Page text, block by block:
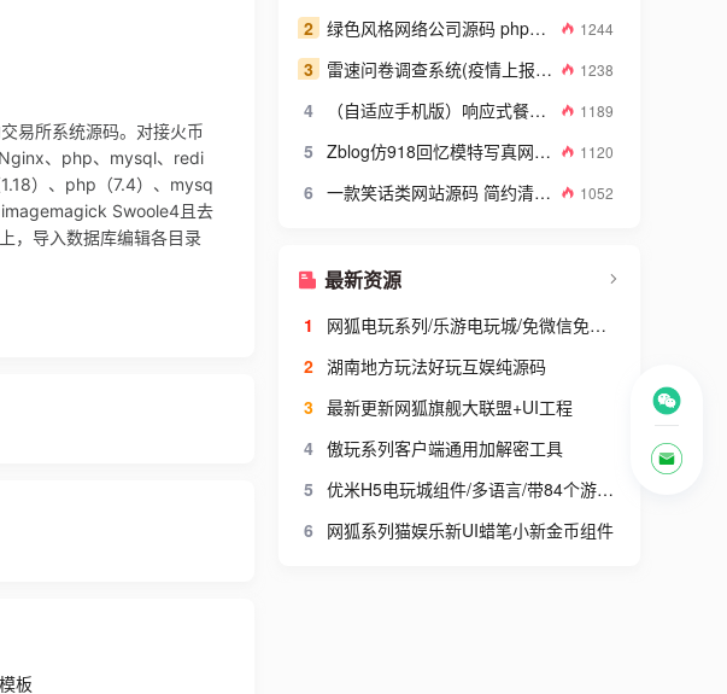
易所系统源码。对接火币
、php、mysql、redi
）、php（7.4）、mysq
Swoole4且去
，导入数据库编辑各目录
板
2 绿色风格网络公司源码 php网络建站公司源码 1244
3 雷速问卷调查系统(疫情上报系统) v7.08 1238
4 （自适应手机版）响应式餐饮美食企业网站源码 餐饮品牌连锁机构织梦模板 1189
5 Zblog仿918回忆模特写真网带整站数据图库系统源码 1120
6 一款笑话类网站源码 简约清爽的织梦笑话网站模板 1052
最新资源
1
网狐电玩系列/乐游电玩城/免微信免短信登陆
2 湖南地方玩法好玩互娱纯源码
3 最新更新网狐旗舰大联盟+UI工程
4 傲玩系列客户端通用加解密工具
5
优米H5电玩城组件/多语言/带84个游戏/后台带控+搭建视频教程
6 网狐系列猫娱乐新UI蜡笔小新金币组件